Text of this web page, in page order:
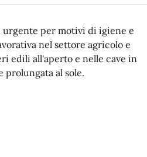
per motivi di igiene e
nel settore agricolo e
edili all'aperto e nelle cave in
al sole.